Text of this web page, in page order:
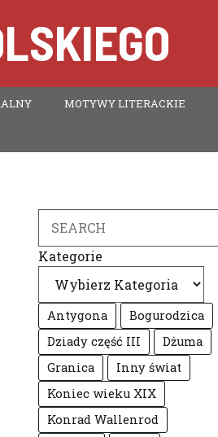
MOTYWY LITERACKIE
Kategorie
Antygona
Bogurodzica
Dziady część III
Dżuma
Granica
Inny świat
Koniec wieku XIX
Konrad Wallenrod